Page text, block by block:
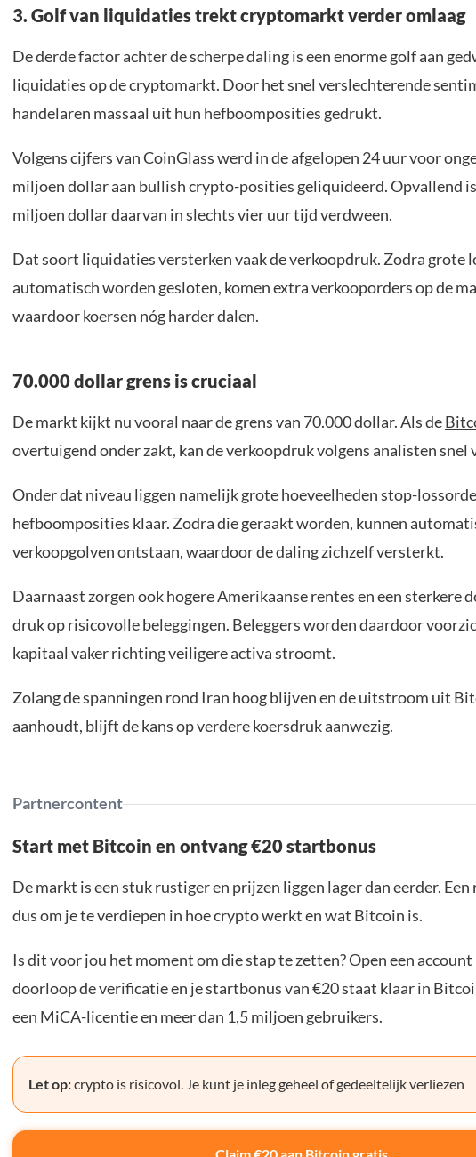
3. Golf van liquidaties trekt cryptomarkt verder omlaag
De derde factor achter de scherpe daling is een enorme golf aan
liquidaties op de cryptomarkt. Door het snel verslechterende
handelaren massaal uit hun hefboomposities gedrukt.
Volgens cijfers van CoinGlass werd in de afgelopen 24 uur voor
miljoen dollar aan bullish crypto-posities geliquideerd. Opvallend
miljoen dollar daarvan in slechts vier uur tijd verdween.
Dat soort liquidaties versterken vaak de verkoopdruk. Zodra grote
automatisch worden gesloten, komen extra verkooporders op de
waardoor koersen nóg harder dalen.
70.000 dollar grens is cruciaal
De markt kijkt nu vooral naar de grens van 70.000 dollar. Als de
overtuigend onder zakt, kan de verkoopdruk volgens analisten snel
Onder dat niveau liggen namelijk grote hoeveelheden stop-
hefboomposities klaar. Zodra die geraakt worden, kunnen
verkoopgolven ontstaan, waardoor de daling zichzelf versterkt.
Daarnaast zorgen ook hogere Amerikaanse rentes en een sterkere
druk op risicovolle beleggingen. Beleggers worden daardoor
kapitaal vaker richting veiligere activa stroomt.
Zolang de spanningen rond Iran hoog blijven en de uitstroom uit
aanhoudt, blijft de kans op verdere koersdruk aanwezig.
Partnercontent
Start met Bitcoin en ontvang €20 startbonus
De markt is een stuk rustiger en prijzen liggen lager dan eerder.
dus om je te verdiepen in hoe crypto werkt en wat Bitcoin is.
Is dit voor jou het moment om die stap te zetten? Open een
doorloop de verificatie en je startbonus van €20 staat klaar in
een MiCA-licentie en meer dan 1,5 miljoen gebruikers.
Let op:crypto is risicovol. Je kunt je inleg geheel of gedeeltelijk verliezen
Claim €20 aan Bitcoin gratis